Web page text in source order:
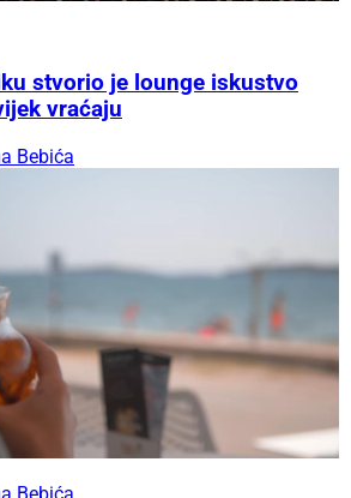
stvorio je lounge iskustvo
vraćaju
Bebića